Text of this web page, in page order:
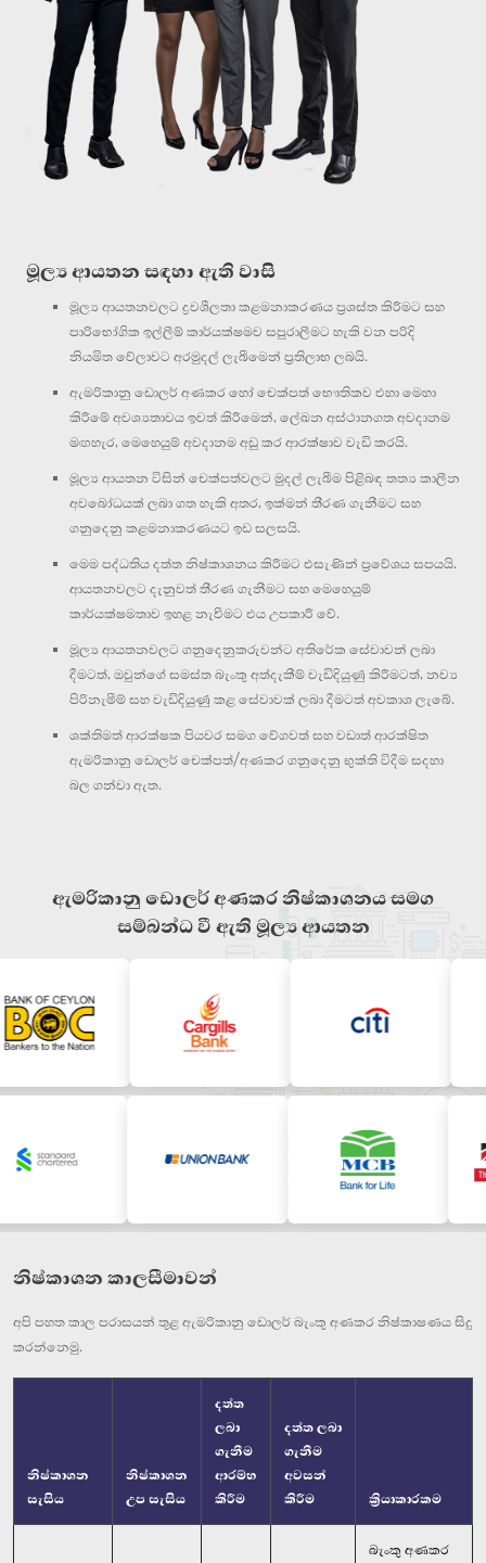
මූල්‍ය ආයතන සඳහා ඇති වාසි
මූල්‍ය ආයතනවලට ද්‍රවශීලතා කළමනාකරණය ප්‍රශස්ත කිරීමට සහ
පාරිභෝගික ඉල්ලීම් කාර්යක්ෂමව සපුරාලීමට හැකි වන පරිදි
නියමිත වේලාවට අරමුදල් ලැබීමෙන් ප්‍රතිලාභ ලබයි.
ඇමරිකානු ඩොලර් අණකර හෝ චෙක්පත් භෞතිකව එහා මෙහා
කිරීමේ අවශ්‍යතාවය ඉවත් කිරීමෙන්, ලේඛන අස්ථානගත අවදානම
මඟහැර, මෙහෙයුම් අවදානම අඩු කර ආරක්ෂාව වැඩි කරයි.
මූල්‍ය ආයතන විසින් චෙක්පත්වලට මුදල් ලැබීම පිළිබඳ තත්‍ය කාලීන
අවබෝධයක් ලබා ගත හැකි අතර, ඉක්මන් තීරණ ගැනීමට සහ
ගනුදෙනු කළමනාකරණයට ඉඩ සලසයි.
මෙම පද්ධතිය දත්ත නිෂ්කාශනය කිරීමට එසැණින් ප්‍රවේශය සපයයි.
ආයතනවලට දැනුවත් තීරණ ගැනීමට සහ මෙහෙයුම්
කාර්යක්ෂමතාව ඉහළ නැවීමට එය උපකාරී වේ.
මූල්‍ය ආයතනවලට ගනුදෙනුකරුවන්ට අතිරේක සේවාවන් ලබා
දීමටත්, ඔවුන්ගේ සමස්ත බැංකු අත්දැකීම් වැඩිදියුණු කිරීමටත්, නව්‍ය
පිරිනැමීම් සහ වැඩිදියුණු කළ සේවාවක් ලබා දීමටත් අවකාශ ලැබේ.
ශක්තිමත් ආරක්ෂක පියවර සමග වේගවත් සහ වඩාත් ආරක්ෂිත
ඇමරිකානු ඩොලර් චෙක්පත්/අණකර ගනුදෙනු භුක්ති විදීම සදහා
බල ගන්වා ඇත.
ඇමරිකානු ඩොලර් අණකර නිෂ්කාශනය සමග
සම්බන්ධ වී ඇති මූල්‍ය ආයතන
නිෂ්කාශන කාලසීමාවන්
අපි පහත කාල පරාසයන් තුළ ඇමරිකානු ඩොලර් බැංකු අණකර නිෂ්කාෂණය සිදු
කරන්නෙමු.
නිෂ්කාශන
සැසිය
නිෂ්කාශන
උප සැසිය
දත්ත
ලබා
ගැනීම
ආරම්භ
කිරීම
දත්ත ලබා
ගැනීම
අවසන්
කිරීම
ක්‍රියාකාරකම
බැංකු අණකර